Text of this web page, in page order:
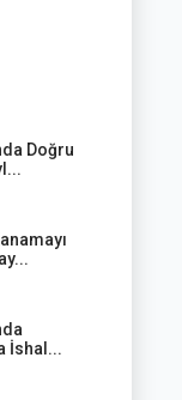
Doğru
İshal...